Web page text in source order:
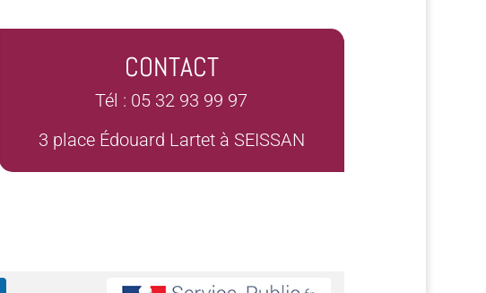
CONTACT
Tél : 05 32 93 99 97
3 place Édouard Lartet à SEISSAN